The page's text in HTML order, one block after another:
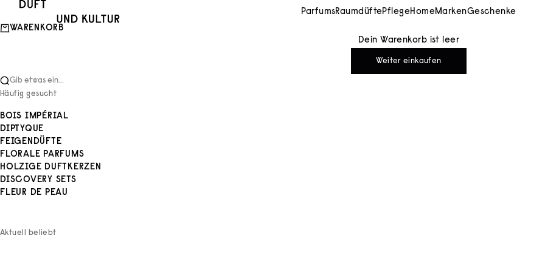
Zum Inhalt springen
Duft und Kultur ParfumsRaumdüftePflegeHomeMarkenGeschenke
WARENKORB
Dein Warenkorb ist leer
Weiter einkaufen
Gib etwas ein...
Häufig gesucht
BOIS IMPÉRIAL
DIPTYQUE
FEIGENDÜFTE
FLORALE PARFUMS
HOLZIGE DUFTKERZEN
DISCOVERY SETS
FLEUR DE PEAU
Aktuell beliebt